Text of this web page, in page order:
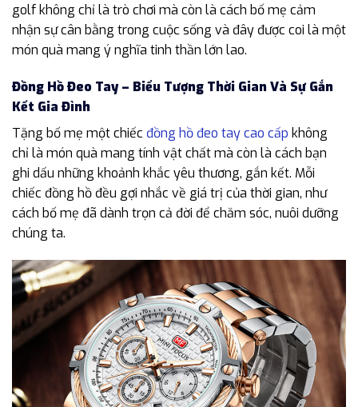
golf không chỉ là trò chơi mà còn là cách bố mẹ cảm
nhận sự cân bằng trong cuộc sống và đây được coi là một
món quà mang ý nghĩa tinh thần lớn lao.
Đồng Hồ Đeo Tay – Biểu Tượng Thời Gian Và Sự Gắn
Kết Gia Đình
Tặng bố mẹ một chiếc đồng hồ đeo tay cao cấp không
chỉ là món quà mang tính vật chất mà còn là cách bạn
ghi dấu những khoảnh khắc yêu thương, gắn kết. Mỗi
chiếc đồng hồ đều gợi nhắc về giá trị của thời gian, như
cách bố mẹ đã dành trọn cả đời để chăm sóc, nuôi dưỡng
chúng ta.